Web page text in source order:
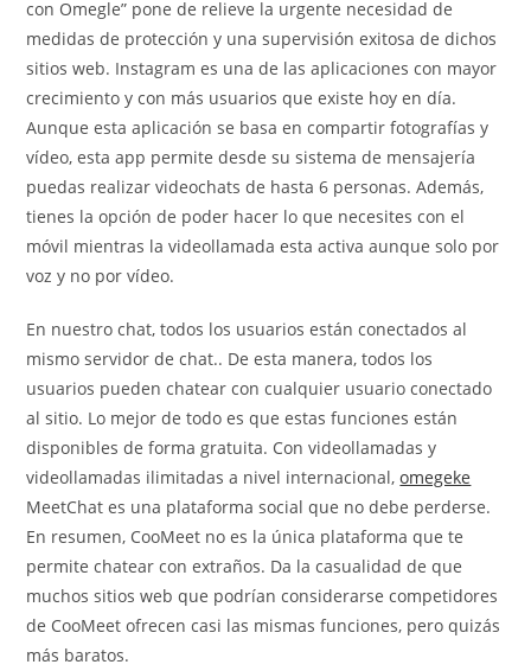
con Omegle” pone de relieve la urgente necesidad de
medidas de protección y una supervisión exitosa de dichos
sitios web. Instagram es una de las aplicaciones con mayor
crecimiento y con más usuarios que existe hoy en día.
Aunque esta aplicación se basa en compartir fotografías y
vídeo, esta app permite desde su sistema de mensajería
puedas realizar videochats de hasta 6 personas. Además,
tienes la opción de poder hacer lo que necesites con el
móvil mientras la videollamada esta activa aunque solo por
voz y no por vídeo.
En nuestro chat, todos los usuarios están conectados al
mismo servidor de chat.. De esta manera, todos los
usuarios pueden chatear con cualquier usuario conectado
al sitio. Lo mejor de todo es que estas funciones están
disponibles de forma gratuita. Con videollamadas y
videollamadas ilimitadas a nivel internacional,omegeke
MeetChat es una plataforma social que no debe perderse.
En resumen, CooMeet no es la única plataforma que te
permite chatear con extraños. Da la casualidad de que
muchos sitios web que podrían considerarse competidores
de CooMeet ofrecen casi las mismas funciones, pero quizás
más baratos.